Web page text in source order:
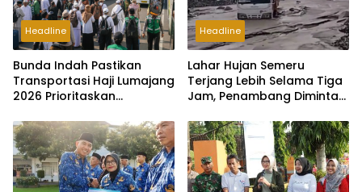
Headline
Bunda Indah Pastikan
Transportasi Haji Lumajang
2026 Prioritaskan
Headline
Lahar Hujan Semeru
Terjang Lebih Selama Tiga
Jam, Penambang Diminta